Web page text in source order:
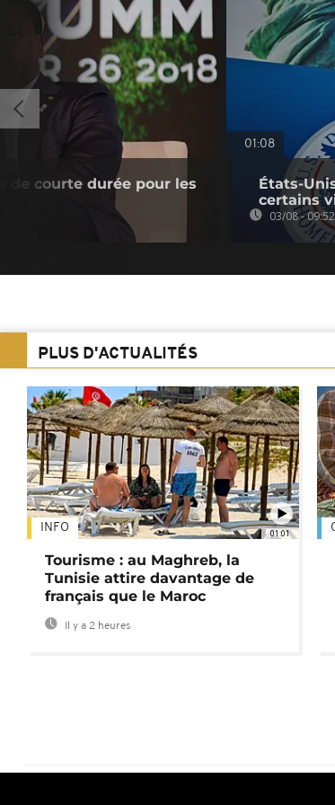
de courte durée pour les
01:08
États-
certains
03/08 - 09:52
PLUS D'ACTUALITÉS
01:01
INFO
Tourisme : au Maghreb, la
Tunisie attire davantage de
français que le Maroc
Il y a 2 heures